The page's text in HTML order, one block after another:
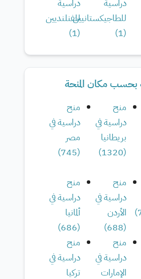
دراسية
للطاجيكستانيين
(
1
)
دراسية
للفنلنديين
(
1
)
بحسب مكان المنحة
منح
دراسية في
بريطانيا
(
1320
)
منح
دراسية في
مصر
(
745
)
)
منح
دراسية في
الأردن
(
688
)
منح
دراسية في
ألمانيا
(
686
)
منح
دراسية في
الإمارات
منح
دراسية في
تركيا